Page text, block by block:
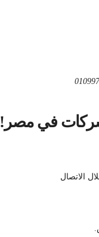
في مصر!
الاتصال